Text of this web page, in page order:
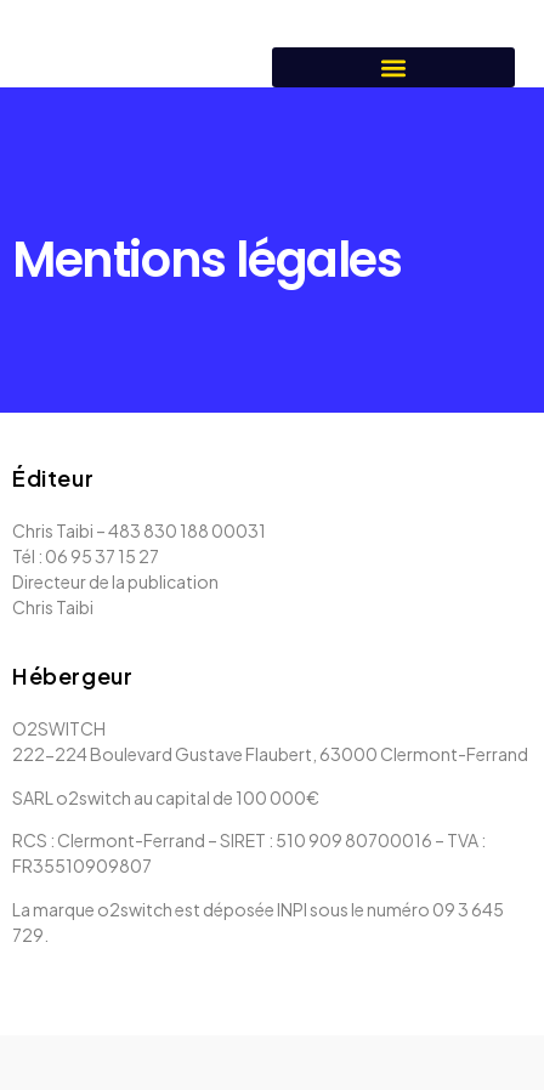
Mentions légales
Éditeur
Chris Taibi – 483 830 188 00031
Tél : 06 95 37 15 27
Directeur de la publication
Chris Taibi
Hébergeur
O2SWITCH
222-224 Boulevard Gustave Flaubert, 63000 Clermont-Ferrand
SARL o2switch au capital de 100 000€
RCS : Clermont-Ferrand – SIRET : 510 909 80700016 – TVA :
FR35510909807
La marque o2switch est déposée INPI sous le numéro 09 3 645
729.